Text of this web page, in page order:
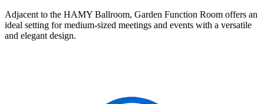
Adjacent to the HAMY Ballroom, Garden Function Room offers an
ideal setting for medium-sized meetings and events with a versatile
and elegant design.